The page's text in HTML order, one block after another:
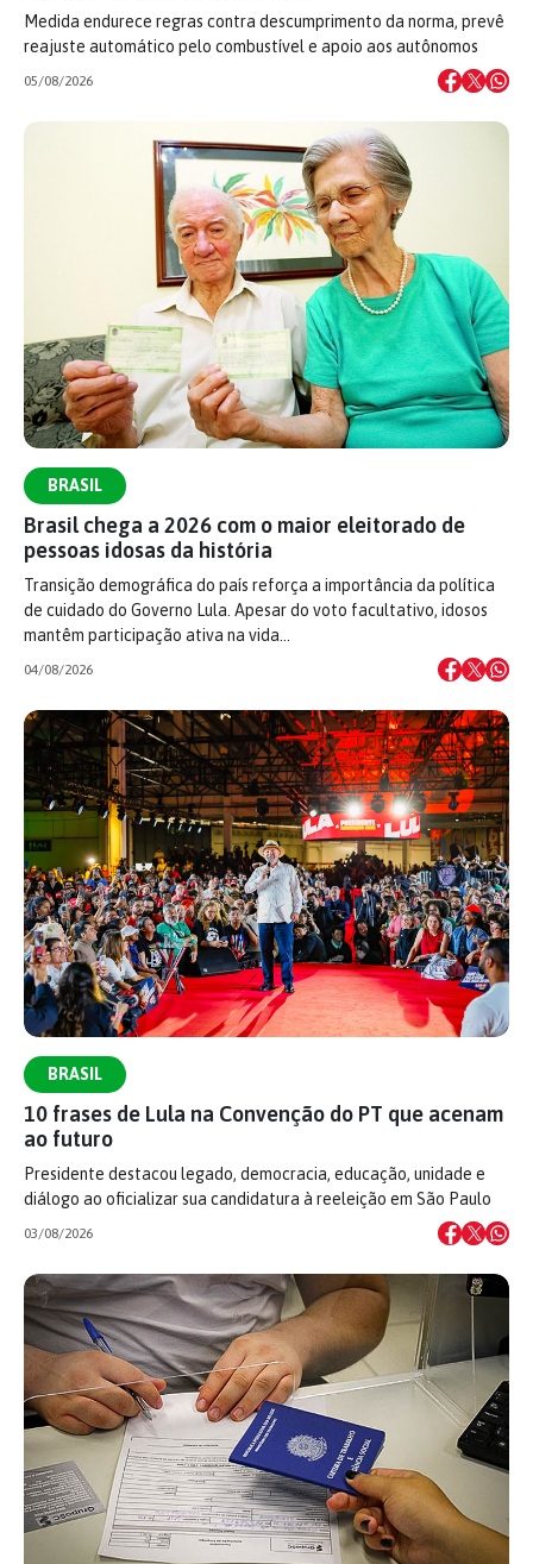
Medida endurece regras contra descumprimento da norma, prevê
reajuste automático pelo combustível e apoio aos autônomos
05/08/2026
BRASIL
Brasil chega a 2026 com o maior eleitorado de
pessoas idosas da história
Transição demográfica do país reforça a importância da política
de cuidado do Governo Lula. Apesar do voto facultativo, idosos
mantêm participação ativa na vida…
04/08/2026
BRASIL
10 frases de Lula na Convenção do PT que acenam
ao futuro
Presidente destacou legado, democracia, educação, unidade e
diálogo ao oficializar sua candidatura à reeleição em São Paulo
03/08/2026